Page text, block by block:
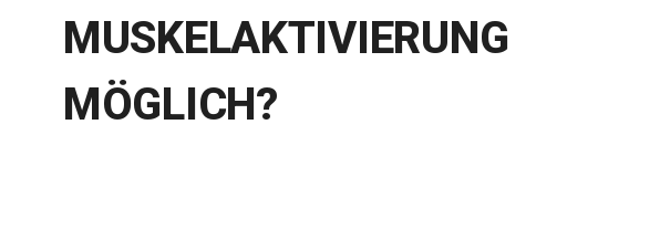
MUSKELAKTIVIERUNG
MÖGLICH?